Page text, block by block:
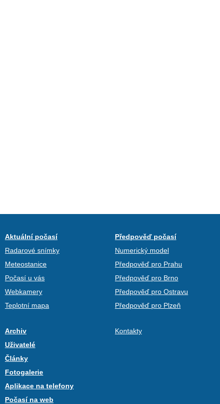
Aktuální počasí
Radarové snímky
Meteostanice
Počasí u vás
Webkamery
Teplotní mapa
Předpověď počasí
Numerický model
Předpověď pro Prahu
Předpověď pro Brno
Předpověď pro Ostravu
Předpověď pro Plzeň
Archiv
Uživatelé
Články
Fotogalerie
Aplikace na telefony
Počasí na web
Kontakty